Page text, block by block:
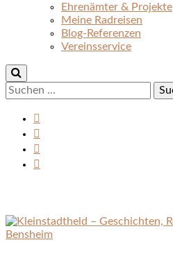
Ehrenämter & Projekte
Meine Radreisen
Blog-Referenzen
Vereinsservice
Suchen
nach: